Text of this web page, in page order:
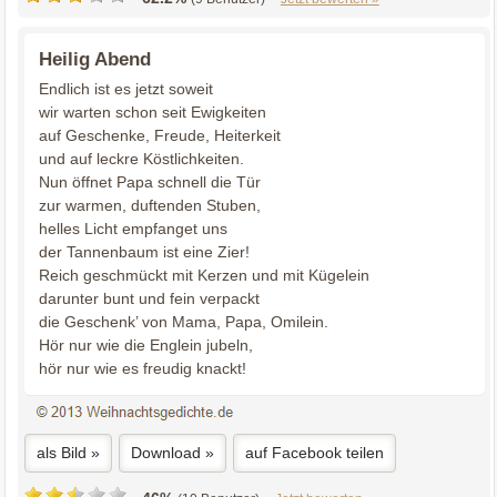
Heilig Abend
Endlich ist es jetzt soweit
wir warten schon seit Ewigkeiten
auf Geschenke, Freude, Heiterkeit
und auf leckre Köstlichkeiten.
Nun öffnet Papa schnell die Tür
zur warmen, duftenden Stuben,
helles Licht empfanget uns
der Tannenbaum ist eine Zier!
Reich geschmückt mit Kerzen und mit Kügelein
darunter bunt und fein verpackt
die Geschenk’ von Mama, Papa, Omilein.
Hör nur wie die Englein jubeln,
hör nur wie es freudig knackt!
als Bild » Download » auf Facebook teilen